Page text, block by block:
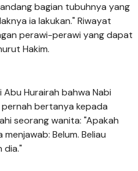
bagian tubuhnya yang
ia lakukan." Riwayat
perawi-perawi yang dapat
Hakim.
Hurairah bahwa Nabi
pernah bertanya kepada
seorang wanita: "Apakah
Belum. Beliau
dia."